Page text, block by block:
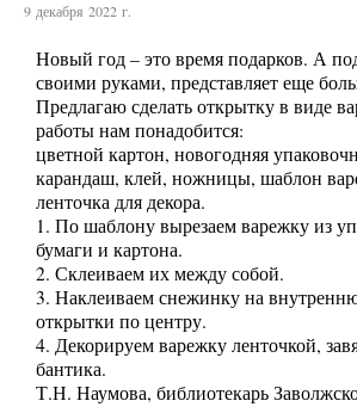
9 декабря 2022 г.
Новый год – это время подарков. А
своими руками, представляет еще
Предлагаю сделать открытку в виде
работы нам понадобится:
цветной картон, новогодняя
карандаш, клей, ножницы, шаблон
ленточка для декора.
1. По шаблону вырезаем варежку из
бумаги и картона.
2. Склеиваем их между собой.
3. Наклеиваем снежинку на
открытки по центру.
4. Декорируем варежку ленточкой,
бантика.
Т.Н. Наумова, библиотекарь